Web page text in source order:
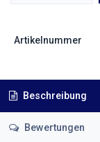
Artikelnummer
Beschreibung
Bewertungen